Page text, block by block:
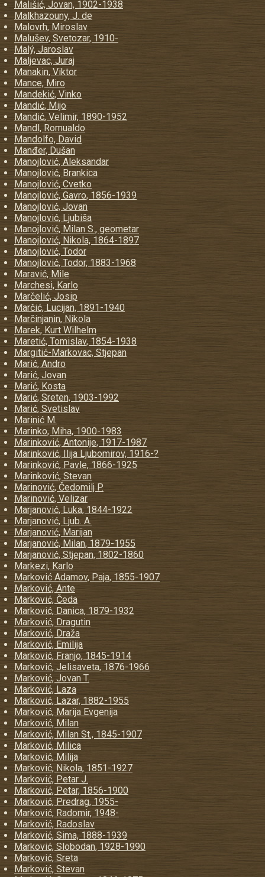
Mališić, Jovan, 1902-1938
Malkhazouny, J. de
Malovrh, Miroslav
Malušev, Svetozar, 1910-
Malý, Jaroslav
Maljevac, Juraj
Manakin, Viktor
Mance, Miro
Mandekić, Vinko
Mandić, Mijo
Mandić, Velimir, 1890-1952
Mandl, Romualdo
Mandolfo, David
Manđer, Dušan
Manojlović, Aleksandar
Manojlović, Brankica
Manojlović, Cvetko
Manojlović, Gavro, 1856-1939
Manojlović, Jovan
Manojlović, Ljubiša
Manojlović, Milan S., geometar
Manojlović, Nikola, 1864-1897
Manojlović, Todor
Manojlović, Todor, 1883-1968
Maravić, Mile
Marchesi, Karlo
Marčelić, Josip
Marčić, Lucijan, 1891-1940
Marčinjanin, Nikola
Marek, Kurt Wilhelm
Maretić, Tomislav, 1854-1938
Margitić-Markovac, Stjepan
Marić, Andro
Marić, Jovan
Marić, Kosta
Marić, Sreten, 1903-1992
Marić, Svetislav
Marinić M.
Marinko, Miha, 1900-1983
Marinković, Antonije, 1917-1987
Marinković, Ilija Ljubomirov, 1916-?
Marinković, Pavle, 1866-1925
Marinković, Stevan
Marinović, Čedomilj P.
Marinović, Velizar
Marjanović, Luka, 1844-1922
Marjanović, Ljub. A.
Marjanović, Marijan
Marjanović, Milan, 1879-1955
Marjanović, Stjepan, 1802-1860
Markezi, Karlo
Marković Adamov, Paja, 1855-1907
Marković, Ante
Marković, Čeda
Marković, Danica, 1879-1932
Marković, Dragutin
Marković, Draža
Marković, Emilija
Marković, Franjo, 1845-1914
Marković, Jelisaveta, 1876-1966
Marković, Jovan T.
Marković, Laza
Marković, Lazar, 1882-1955
Marković, Marija Evgenija
Marković, Milan
Marković, Milan St., 1845-1907
Marković, Milica
Marković, Milija
Marković, Nikola, 1851-1927
Marković, Petar J.
Marković, Petar, 1856-1900
Marković, Predrag, 1955-
Marković, Radomir, 1948-
Marković, Radoslav
Marković, Sima, 1888-1939
Marković, Slobodan, 1928-1990
Marković, Sreta
Marković, Stevan